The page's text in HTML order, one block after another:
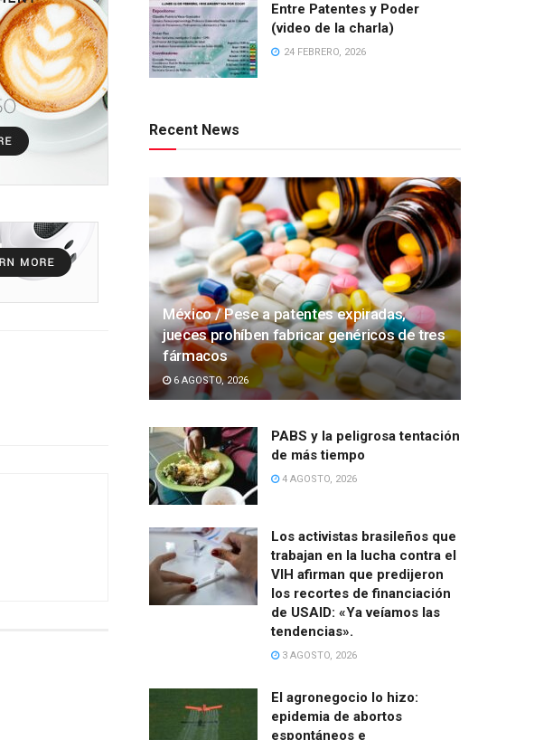
Entre Patentes y Poder
(video de la charla)
24 FEBRERO, 2026
Recent News
México / Pese a patentes expiradas,
jueces prohíben fabricar genéricos de tres
fármacos
6 AGOSTO, 2026
PABS y la peligrosa tentación
de más tiempo
4 AGOSTO, 2026
Los activistas brasileños que
trabajan en la lucha contra el
VIH afirman que predijeron
los recortes de financiación
de USAID: «Ya veíamos las
tendencias».
3 AGOSTO, 2026
El agronegocio lo hizo:
epidemia de abortos
espontáneos e